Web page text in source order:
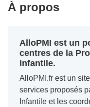
À propos
AlloPMI est un
centres de la
Infantile.
AlloPMI.fr est un
services proposés
Infantile et les